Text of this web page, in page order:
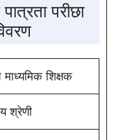
परीछा
शिक्षक
श्रेणी